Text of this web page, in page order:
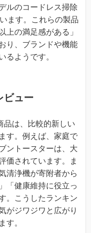
ルのコードレス掃除
ます。これらの製品
上の満足感がある」
り、ブランドや機能
るようです。
ビュー
は、比較的新しい
す。例えば、家庭で
ントースターは、大
価されています。ま
清浄機が寄附者から
「健康維持に役立っ
。こうしたランキン
がジワジワと広がり
す。